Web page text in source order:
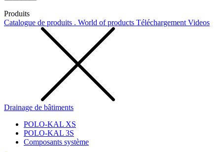
Produits
Catalogue de produits . World of products Téléchargement Videos
Drainage de bâtiments
POLO-KAL XS
POLO-KAL 3S
Composants système